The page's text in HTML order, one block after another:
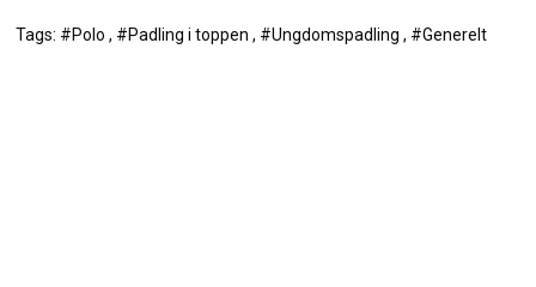
Tags: #Polo , #Padling i toppen , #Ungdomspadling , #Generelt